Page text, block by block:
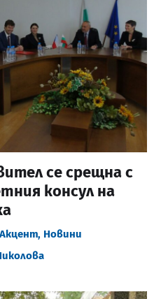
се срещна с
консул на
Акцент, Новини